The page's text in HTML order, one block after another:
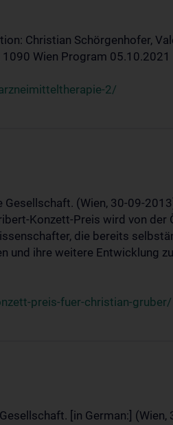
Christian Schörgenhofer,
1090 Wien Program
2/
(Wien, 30-09-
Konzett-Preis wird von
die bereits
und ihre weitere Entwicklung
preis-fuer-christian-gruber/
[in German:]